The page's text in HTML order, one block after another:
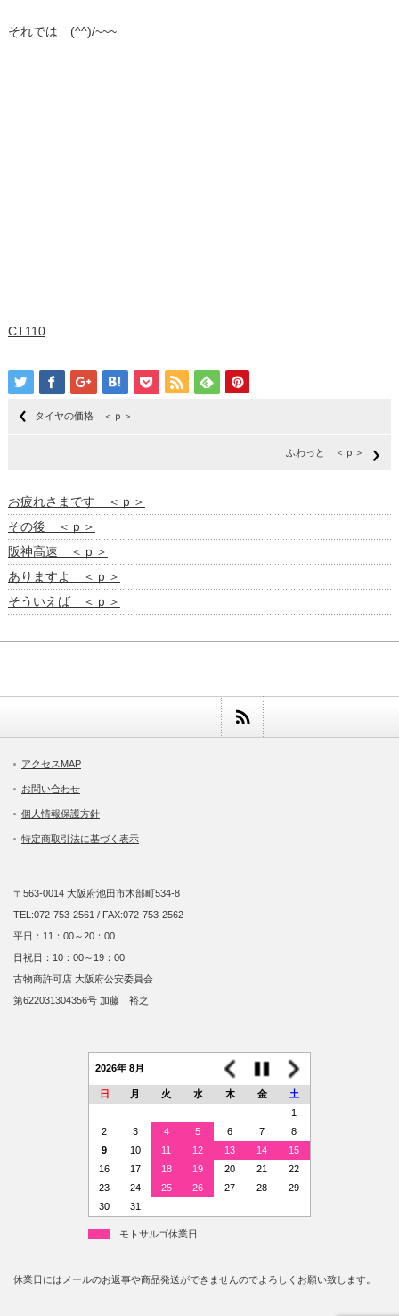
それでは (^^)/~~~
CT110
タイヤの価格 ＜ｐ＞
ふわっと ＜ｐ＞
お疲れさまです ＜ｐ＞
その後 ＜ｐ＞
阪神高速 ＜ｐ＞
ありますよ ＜ｐ＞
そういえば ＜ｐ＞
アクセスMAP
お問い合わせ
個人情報保護方針
特定商取引法に基づく表示
〒563-0014 大阪府池田市木部町534-8
TEL:072-753-2561 / FAX:072-753-2562
平日：11：00～20：00
日祝日：10：00～19：00
古物商許可店 大阪府公安委員会
第622031304356号 加藤 裕之
2026年 8月
日 月 火 水 木 金
土
1
2
3 4 5 6 7
8
9
10 11 12 13 14
15
16
17 18 19 20 21
22
23
24 25 26 27 28
29
30
31
モトサルゴ休業日
休業日にはメールのお返事や商品発送ができませんのでよろしくお願い致します。